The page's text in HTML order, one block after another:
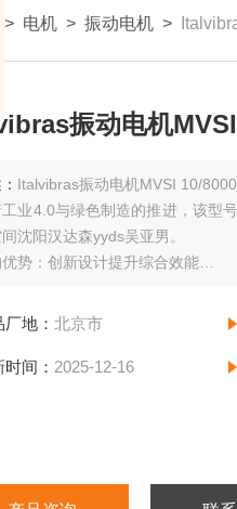
> 电机 > 振动电机 >
振动电机
Italvibras振动电机MVSI 10/
工业4.0与绿色制造的推进，该型
沈阳汉达森yyds吴亚男。
势：创新设计提升综合效能
3/100-S22的偏心块采用可调
厂地：北京市
间： 2025-12-16